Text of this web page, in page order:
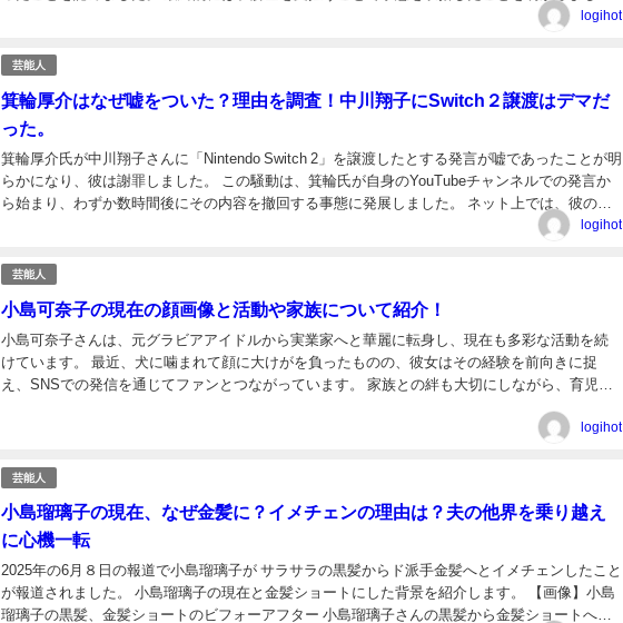
logihot
芸能人
箕輪厚介はなぜ嘘をついた？理由を調査！中川翔子にSwitch２譲渡はデマだ
った。
箕輪厚介氏が中川翔子さんに「Nintendo Switch 2」を譲渡したとする発言が嘘であったことが明
らかになり、彼は謝罪しました。 この騒動は、箕輪氏が自身のYouTubeチャンネルでの発言か
ら始まり、わずか数時間後にその内容を撤回する事態に発展しました。 ネット上では、彼の行
logihot
芸能人
小島可奈子の現在の顔画像と活動や家族について紹介！
小島可奈子さんは、元グラビアアイドルから実業家へと華麗に転身し、現在も多彩な活動を続
けています。 最近、犬に噛まれて顔に大けがを負ったものの、彼女はその経験を前向きに捉
え、SNSでの発信を通じてファンとつながっています。 家族との絆も大切にしながら、育児や
logihot
芸能人
小島瑠璃子の現在、なぜ金髪に？イメチェンの理由は？夫の他界を乗り越え
に心機一転
2025年の6月８日の報道で小島瑠璃子が サラサラの黒髪からド派手金髪へとイメチェンしたこと
が報道されました。 小島瑠璃子の現在と金髪ショートにした背景を紹介します。 【画像】小島
瑠璃子の黒髪、金髪ショートのビフォーアフター 小島瑠璃子さんの黒髪から金髪ショートへの